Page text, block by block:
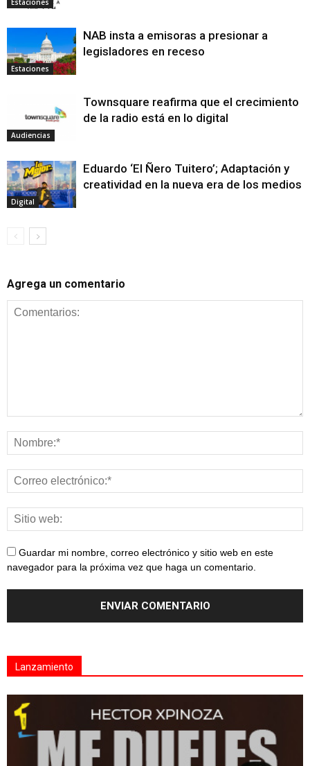
Estaciones
Estaciones
NAB insta a emisoras a presionar a
legisladores en receso
Audiencias
Townsquare reafirma que el crecimiento
de la radio está en lo digital
Digital
Eduardo ‘El Ñero Tuitero’; Adaptación y
creatividad en la nueva era de los medios
Agrega un comentario
Guardar mi nombre, correo electrónico y sitio web en este
navegador para la próxima vez que haga un comentario.
Lanzamiento